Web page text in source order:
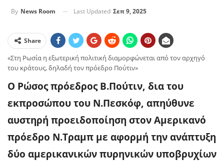
By News Room Last Updated Σεπ 9, 2025
Share
«Στη Ρωσία η εξωτερική πολιτική διαμορφώνεται από τον αρχηγό
του κράτους, δηλαδή τον πρόεδρο Πούτιν»
Ο Ρώσος πρόεδρος Β.Πούτιν, δια του
εκπροσώπου του Ν.Πεσκόφ, απηύθυνε
αυστηρή προειδοποίηση στον Αμερικανό
πρόεδρο Ν.Τραμπ με αφορμή την ανάπτυξη
δύο αμερικανικών πυρηνικών υποβρυχίων